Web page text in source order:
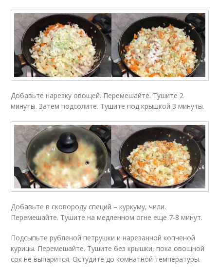
Добавьте нарезку овощей. Перемешайте. Тушите 2
минуты. Затем подсолите. Тушите под крышкой 3 минуты.
Добавьте в сковороду специй – куркуму, чили.
Перемешайте. Тушите на медленном огне еще 7-8 минут.
Подсыпьте рубленой петрушки и нарезанной копченой
курицы. Перемешайте. Тушите без крышки, пока овощной
сок не выпарится. Остудите до комнатной температуры.